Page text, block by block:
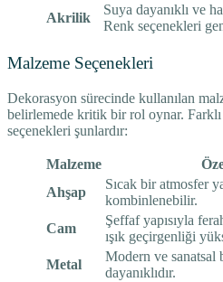
Akrilik
Suya dayanıklı ve
Renk seçenekleri
Malzeme Seçenekleri
Dekorasyon sürecinde kullanılan
belirlemede kritik bir rol oynar.
seçenekleri şunlardır:
Malzeme
Ahşap
Sıcak bir atmosfer
kombinlenebilir.
Cam
Şeffaf yapısıyla
ışık geçirgenliği
Metal
Modern ve sanatsal
dayanıklıdır.